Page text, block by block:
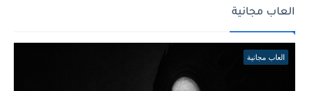
العاب مجانية
العاب مجانية